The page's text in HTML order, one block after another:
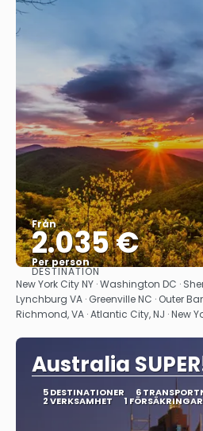
Från
2.035 €
Per person
Se
DESTINATION
New York City NY · Washington DC ·
Lynchburg VA · Greenville NC · Outer
Richmond, VA · Atlantic City, NJ · New
Australia
5 DESTINATIONER 6
2 VERKSAMHET 1 FÖRSÄKRINGAR